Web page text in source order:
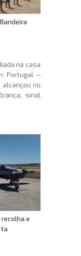
Bandeira
na casa
Portugal –
alcançou no
sinal
e